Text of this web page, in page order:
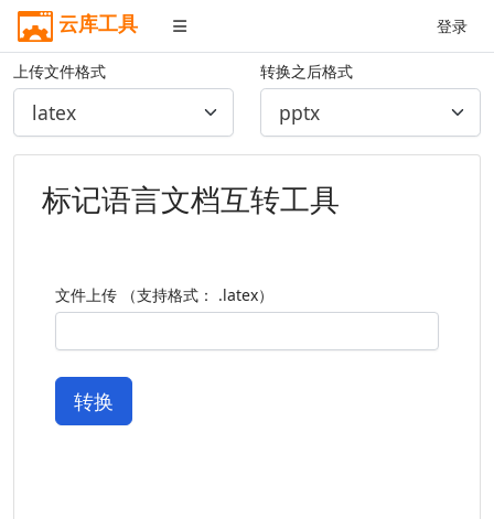
云库工具 登录
上传文件格式 转换之后格式
标记语言文档互转工具
文件上传 （支持格式： .latex）
转换